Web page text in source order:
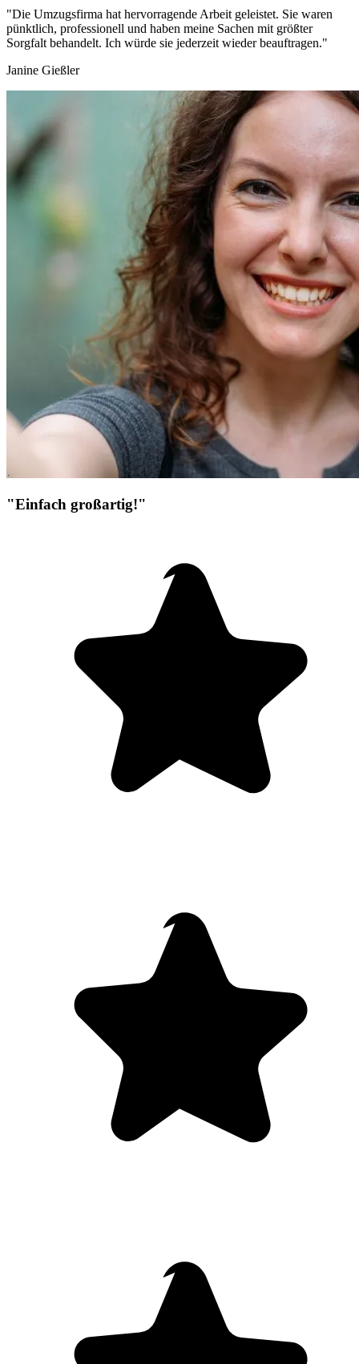
"Die Umzugsfirma hat hervorragende Arbeit geleistet. Sie waren
pünktlich, professionell und haben meine Sachen mit größter
Sorgfalt behandelt. Ich würde sie jederzeit wieder beauftragen."
Janine Gießler
"Einfach großartig!"